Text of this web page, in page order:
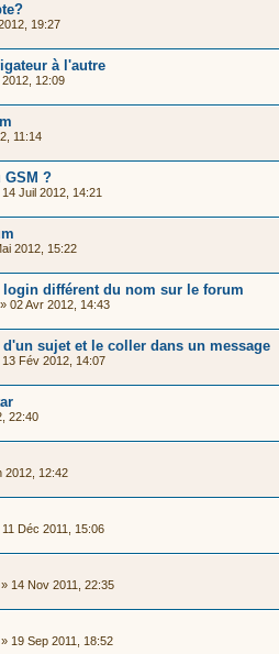
19:27
à l'autre
12:09
11:14
GSM ?
14 Juil 2012, 14:21
2012, 15:22
différent du nom sur le forum
» 02 Avr 2012, 14:43
sujet et le coller dans un message
13 Fév 2012, 14:07
22:40
2012, 12:42
11 Déc 2011, 15:06
» 14 Nov 2011, 22:35
» 19 Sep 2011, 18:52